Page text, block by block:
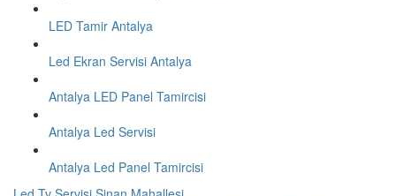
LED Tamir Antalya
Led Ekran Servisi Antalya
Antalya LED Panel Tamircisi
Antalya Led Servisi
Antalya Led Panel Tamircisi